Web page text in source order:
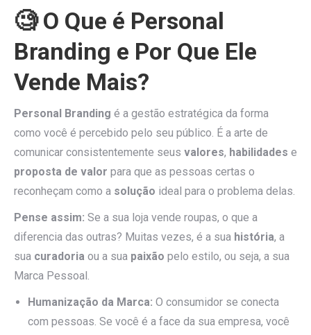
🧐 O Que é Personal
Branding e Por Que Ele
Vende Mais?
Personal Branding é a gestão estratégica da forma
como você é percebido pelo seu público. É a arte de
comunicar consistentemente seus valores, habilidades e
proposta de valor para que as pessoas certas o
reconheçam como a solução ideal para o problema delas.
Pense assim: Se a sua loja vende roupas, o que a
diferencia das outras? Muitas vezes, é a sua história, a
sua curadoria ou a sua paixão pelo estilo, ou seja, a sua
Marca Pessoal.
Humanização da Marca: O consumidor se conecta
com pessoas. Se você é a face da sua empresa, você